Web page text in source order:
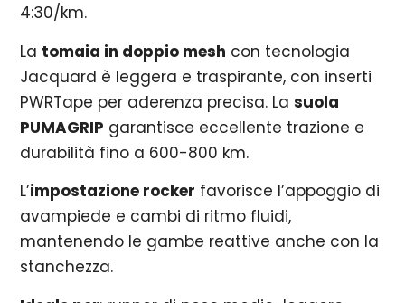
4:30/km.
La tomaia in doppio mesh con tecnologia
Jacquard è leggera e traspirante, con inserti
PWRTape per aderenza precisa. Lasuola
PUMAGRIP garantisce eccellente trazione e
durabilità fino a 600-800 km.
L’impostazione rocker favorisce l’appoggio di
avampiede e cambi di ritmo fluidi,
mantenendo le gambe reattive anche con la
stanchezza.